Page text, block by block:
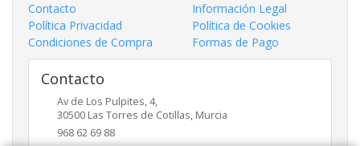
Contacto
Información Legal
Política Privacidad
Política de Cookies
Condiciones de Compra
Formas de Pago
Contacto
Av de Los Pulpites, 4,
30500 Las Torres de Cotillas, Murcia
968 62 69 88